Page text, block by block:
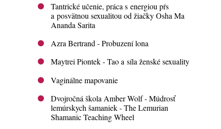
Tantrické učenie, práca s energiou pŕs
a posvätnou sexualitou od žiačky Osha Ma
Ananda Sarita
Azra Bertrand - Probuzení lona
Maytrei Piontek - Tao a síla ženské sexuality
Vaginálne mapovanie
Dvojročná škola Amber Wolf - Múdrosť
lemúrskych šamaniek - The Lemurian
Shamanic Teaching Wheel